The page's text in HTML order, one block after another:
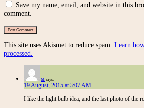
Save my name, email, and website in this
comment.
This site uses Akismet to reduce spam. Learn
processed.
M says:
19 August, 2015 at 3:07 AM
I like the light bulb idea, and the last photo of the